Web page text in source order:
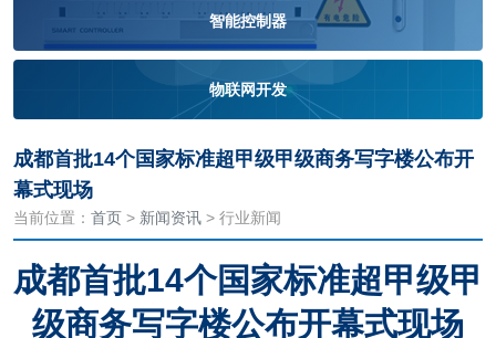
智能控制器
物联网开发
成都首批14个国家标准超甲级甲级商务写字楼公布开
幕式现场
当前位置： 首页 > 新闻资讯 > 行业新闻
成都首批14个国家标准超甲级甲
级商务写字楼公布开幕式现场